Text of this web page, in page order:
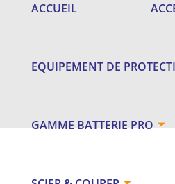
ACCUEIL
EQUIPEMENT DE
GAMME BATTERIE PRO